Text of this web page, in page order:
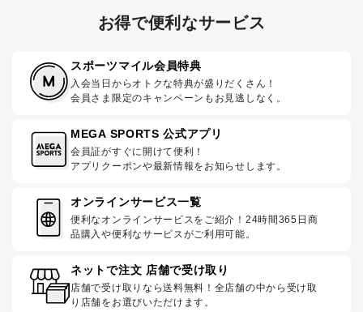
お得で便利なサービス
スポーツマイル会員特典
入会当日からオトクな特典が盛りだくさん！
会員さま限定のキャンペーンもお見逃しなく。
MEGA SPORTS 公式アプリ
会員証がすぐに開けて便利！
アプリクーポンや最新情報をお知らせします。
オンラインサービス一覧
便利なオンラインサービスをご紹介！24時間365日商
品購入や便利なサービスがご利用可能。
ネットで注文 店舗で受け取り
店舗で受け取りなら送料無料！全店舗の中から受け取
り店舗をお選びいただけます。